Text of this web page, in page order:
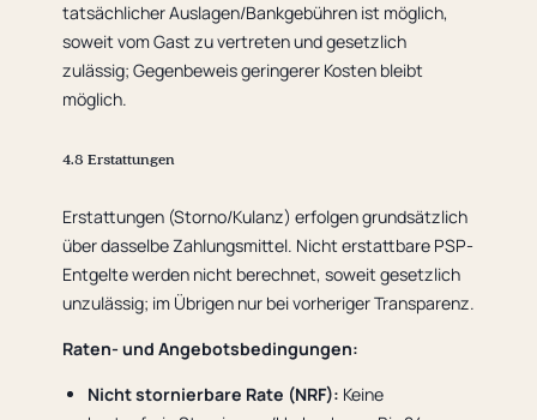
tatsächlicher Auslagen/Bankgebühren ist möglich,
soweit vom Gast zu vertreten und gesetzlich
zulässig; Gegenbeweis geringerer Kosten bleibt
möglich.
4.8 Erstattungen
Erstattungen (Storno/Kulanz) erfolgen grundsätzlich
über dasselbe Zahlungsmittel. Nicht erstattbare PSP-
Entgelte werden nicht berechnet, soweit gesetzlich
unzulässig; im Übrigen nur bei vorheriger Transparenz.
Raten- und Angebotsbedingungen:
Nicht stornierbare Rate (NRF): Keine